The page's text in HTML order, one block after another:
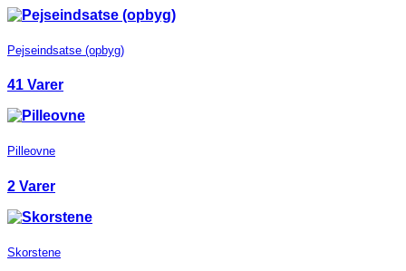
Pejseindsatse (opbyg)
41 Varer
Pilleovne
2 Varer
Skorstene